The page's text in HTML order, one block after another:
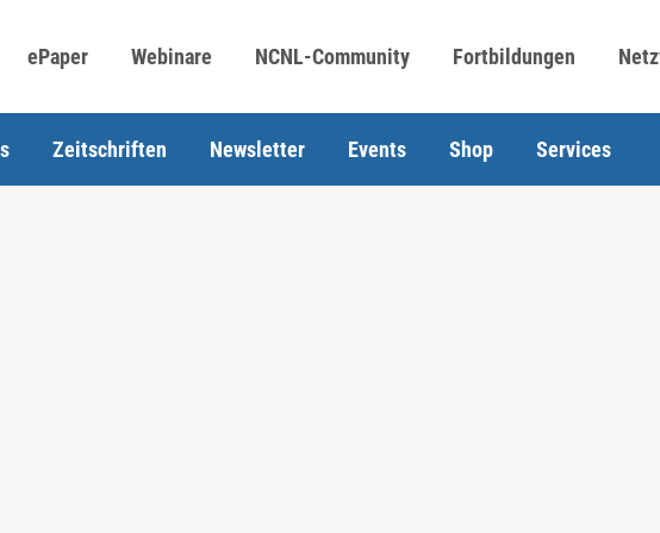
ePaper Webinare NCNL-Community Fortbildungen
Zeitschriften Newsletter Events Shop Services